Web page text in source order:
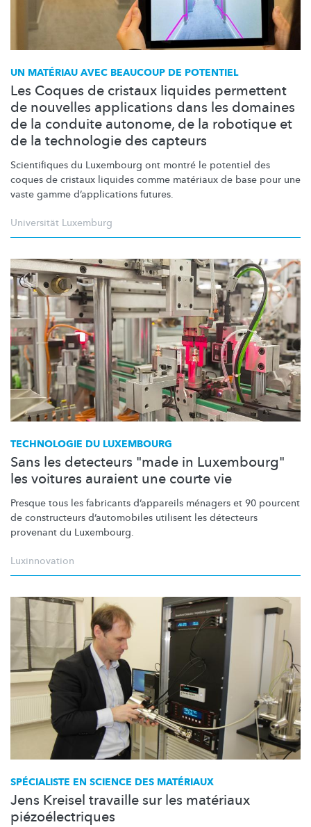
UN MATÉRIAU AVEC BEAUCOUP DE POTENTIEL
Les Coques de cristaux liquides permettent
de nouvelles applications dans les domaines
de la conduite autonome, de la robotique et
de la technologie des capteurs
Scientifiques du Luxembourg ont montré le potentiel des
coques de cristaux liquides comme matériaux de base pour une
vaste gamme d’applications futures.
Universität Luxemburg
TECHNOLOGIE DU LUXEMBOURG
Sans les detecteurs "made in Luxembourg"
les voitures auraient une courte vie
Presque tous les fabricants d’appareils ménagers et 90 pourcent
de constructeurs d’automobiles utilisent les détecteurs
provenant du Luxembourg.
Luxinnovation
SPÉCIALISTE EN SCIENCE DES MATÉRIAUX
Jens Kreisel travaille sur les matériaux
piézoélectriques